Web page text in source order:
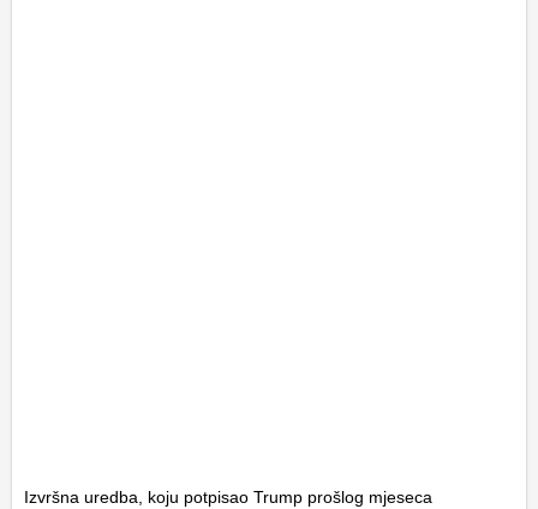
Izvršna uredba, koju potpisao Trump prošlog mjeseca